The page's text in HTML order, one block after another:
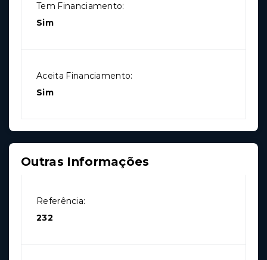
Tem Financiamento:
Sim
Aceita Financiamento:
Sim
Outras Informações
Referência:
232